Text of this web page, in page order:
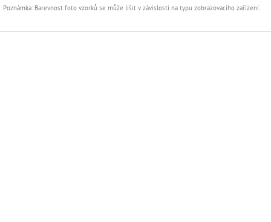
Poznámka: Barevnost foto vzorků se může lišit v závislosti na typu zobrazovacího zařízení.